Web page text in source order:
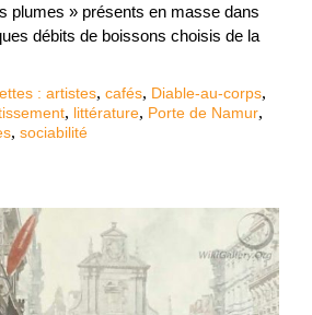
plumes » présents en masse dans
débits de boissons choisis de la
: artistes, cafés, Diable-au-corps,
, littérature, Porte de Namur,
, sociabilité